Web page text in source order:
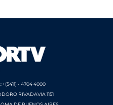
+(5411) - 4704 4000
RIVADAVIA 1151